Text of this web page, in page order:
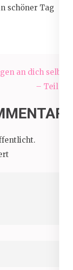
schöner Tag
an dich selbst
– Teil 18